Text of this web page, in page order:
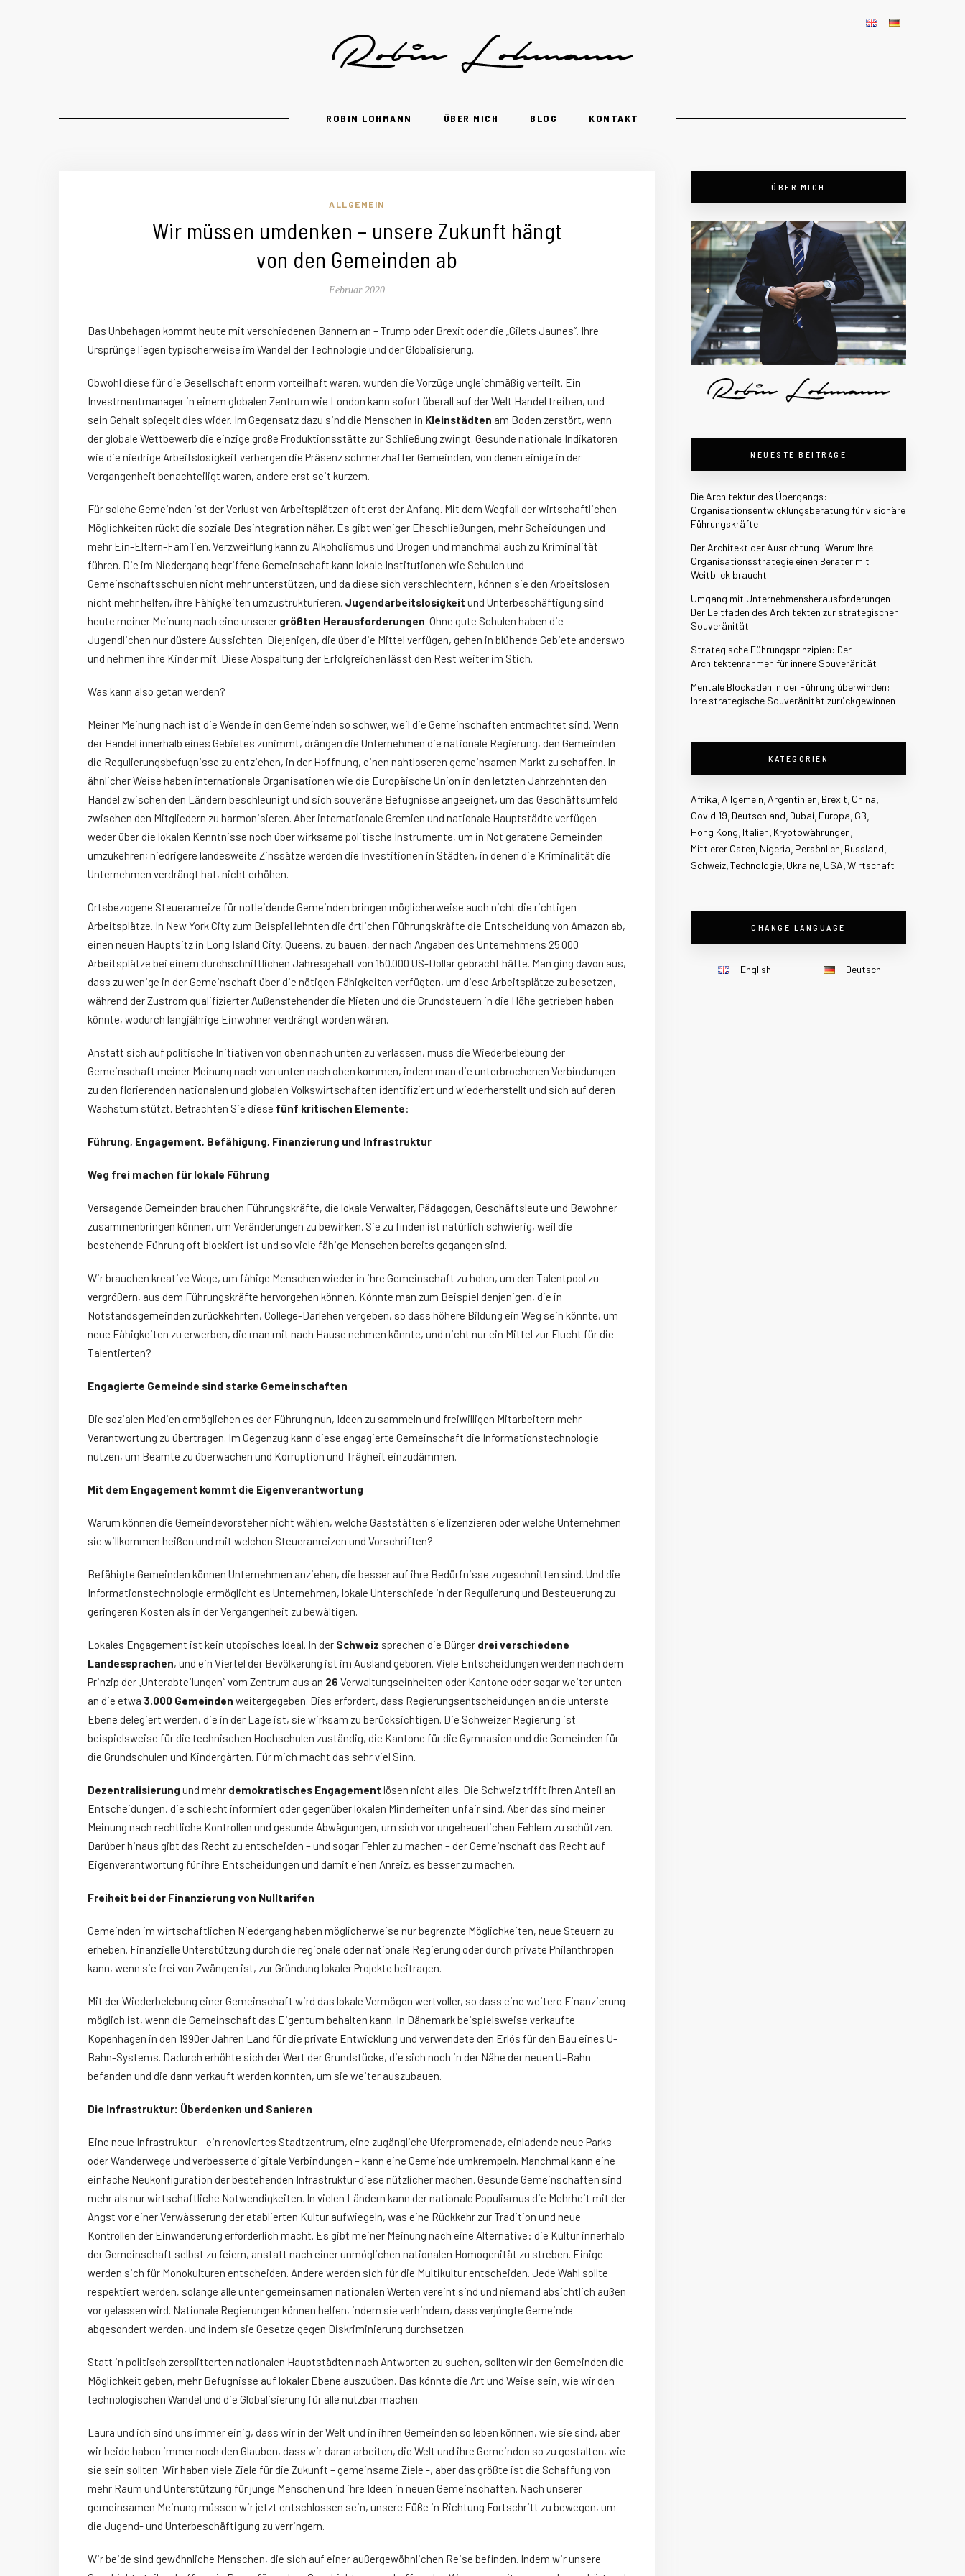
ROBIN LOHMANN ÜBER MICH BLOG KONTAKT
ALLGEMEIN
Wir müssen umdenken – unsere Zukunft hängt
von den Gemeinden ab
Februar 2020
Das Unbehagen kommt heute mit verschiedenen Bannern an – Trump oder Brexit oder die „Gilets Jaunes“. Ihre
Ursprünge liegen typischerweise im Wandel der Technologie und der Globalisierung.
Obwohl diese für die Gesellschaft enorm vorteilhaft waren, wurden die Vorzüge ungleichmäßig verteilt. Ein
Investmentmanager in einem globalen Zentrum wie London kann sofort überall auf der Welt Handel treiben, und
sein Gehalt spiegelt dies wider. Im Gegensatz dazu sind die Menschen in Kleinstädten am Boden zerstört, wenn
der globale Wettbewerb die einzige große Produktionsstätte zur Schließung zwingt. Gesunde nationale Indikatoren
wie die niedrige Arbeitslosigkeit verbergen die Präsenz schmerzhafter Gemeinden, von denen einige in der
Vergangenheit benachteiligt waren, andere erst seit kurzem.
Für solche Gemeinden ist der Verlust von Arbeitsplätzen oft erst der Anfang. Mit dem Wegfall der wirtschaftlichen
Möglichkeiten rückt die soziale Desintegration näher. Es gibt weniger Eheschließungen, mehr Scheidungen und
mehr Ein-Eltern-Familien. Verzweiflung kann zu Alkoholismus und Drogen und manchmal auch zu Kriminalität
führen. Die im Niedergang begriffene Gemeinschaft kann lokale Institutionen wie Schulen und
Gemeinschaftsschulen nicht mehr unterstützen, und da diese sich verschlechtern, können sie den Arbeitslosen
nicht mehr helfen, ihre Fähigkeiten umzustrukturieren. Jugendarbeitslosigkeit und Unterbeschäftigung sind
heute meiner Meinung nach eine unserer größten Herausforderungen. Ohne gute Schulen haben die
Jugendlichen nur düstere Aussichten. Diejenigen, die über die Mittel verfügen, gehen in blühende Gebiete anderswo
und nehmen ihre Kinder mit. Diese Abspaltung der Erfolgreichen lässt den Rest weiter im Stich.
Was kann also getan werden?
Meiner Meinung nach ist die Wende in den Gemeinden so schwer, weil die Gemeinschaften entmachtet sind. Wenn
der Handel innerhalb eines Gebietes zunimmt, drängen die Unternehmen die nationale Regierung, den Gemeinden
die Regulierungsbefugnisse zu entziehen, in der Hoffnung, einen nahtloseren gemeinsamen Markt zu schaffen. In
ähnlicher Weise haben internationale Organisationen wie die Europäische Union in den letzten Jahrzehnten den
Handel zwischen den Ländern beschleunigt und sich souveräne Befugnisse angeeignet, um das Geschäftsumfeld
zwischen den Mitgliedern zu harmonisieren. Aber internationale Gremien und nationale Hauptstädte verfügen
weder über die lokalen Kenntnisse noch über wirksame politische Instrumente, um in Not geratene Gemeinden
umzukehren; niedrigere landesweite Zinssätze werden die Investitionen in Städten, in denen die Kriminalität die
Unternehmen verdrängt hat, nicht erhöhen.
Ortsbezogene Steueranreize für notleidende Gemeinden bringen möglicherweise auch nicht die richtigen
Arbeitsplätze. In New York City zum Beispiel lehnten die örtlichen Führungskräfte die Entscheidung von Amazon ab,
einen neuen Hauptsitz in Long Island City, Queens, zu bauen, der nach Angaben des Unternehmens 25.000
Arbeitsplätze bei einem durchschnittlichen Jahresgehalt von 150.000 US-Dollar gebracht hätte. Man ging davon aus,
dass zu wenige in der Gemeinschaft über die nötigen Fähigkeiten verfügten, um diese Arbeitsplätze zu besetzen,
während der Zustrom qualifizierter Außenstehender die Mieten und die Grundsteuern in die Höhe getrieben haben
könnte, wodurch langjährige Einwohner verdrängt worden wären.
Anstatt sich auf politische Initiativen von oben nach unten zu verlassen, muss die Wiederbelebung der
Gemeinschaft meiner Meinung nach von unten nach oben kommen, indem man die unterbrochenen Verbindungen
zu den florierenden nationalen und globalen Volkswirtschaften identifiziert und wiederherstellt und sich auf deren
Wachstum stützt. Betrachten Sie diese fünf kritischen Elemente:
Führung, Engagement, Befähigung, Finanzierung und Infrastruktur
Weg frei machen für lokale Führung
Versagende Gemeinden brauchen Führungskräfte, die lokale Verwalter, Pädagogen, Geschäftsleute und Bewohner
zusammenbringen können, um Veränderungen zu bewirken. Sie zu finden ist natürlich schwierig, weil die
bestehende Führung oft blockiert ist und so viele fähige Menschen bereits gegangen sind.
Wir brauchen kreative Wege, um fähige Menschen wieder in ihre Gemeinschaft zu holen, um den Talentpool zu
vergrößern, aus dem Führungskräfte hervorgehen können. Könnte man zum Beispiel denjenigen, die in
Notstandsgemeinden zurückkehrten, College-Darlehen vergeben, so dass höhere Bildung ein Weg sein könnte, um
neue Fähigkeiten zu erwerben, die man mit nach Hause nehmen könnte, und nicht nur ein Mittel zur Flucht für die
Talentierten?
Engagierte Gemeinde sind starke Gemeinschaften
Die sozialen Medien ermöglichen es der Führung nun, Ideen zu sammeln und freiwilligen Mitarbeitern mehr
Verantwortung zu übertragen. Im Gegenzug kann diese engagierte Gemeinschaft die Informationstechnologie
nutzen, um Beamte zu überwachen und Korruption und Trägheit einzudämmen.
Mit dem Engagement kommt die Eigenverantwortung
Warum können die Gemeindevorsteher nicht wählen, welche Gaststätten sie lizenzieren oder welche Unternehmen
sie willkommen heißen und mit welchen Steueranreizen und Vorschriften?
Befähigte Gemeinden können Unternehmen anziehen, die besser auf ihre Bedürfnisse zugeschnitten sind. Und die
Informationstechnologie ermöglicht es Unternehmen, lokale Unterschiede in der Regulierung und Besteuerung zu
geringeren Kosten als in der Vergangenheit zu bewältigen.
Lokales Engagement ist kein utopisches Ideal. In der Schweiz sprechen die Bürger drei verschiedene
Landessprachen, und ein Viertel der Bevölkerung ist im Ausland geboren. Viele Entscheidungen werden nach dem
Prinzip der „Unterabteilungen“ vom Zentrum aus an 26 Verwaltungseinheiten oder Kantone oder sogar weiter unten
an die etwa 3.000 Gemeinden weitergegeben. Dies erfordert, dass Regierungsentscheidungen an die unterste
Ebene delegiert werden, die in der Lage ist, sie wirksam zu berücksichtigen. Die Schweizer Regierung ist
beispielsweise für die technischen Hochschulen zuständig, die Kantone für die Gymnasien und die Gemeinden für
die Grundschulen und Kindergärten. Für mich macht das sehr viel Sinn.
Dezentralisierung und mehr demokratisches Engagement lösen nicht alles. Die Schweiz trifft ihren Anteil an
Entscheidungen, die schlecht informiert oder gegenüber lokalen Minderheiten unfair sind. Aber das sind meiner
Meinung nach rechtliche Kontrollen und gesunde Abwägungen, um sich vor ungeheuerlichen Fehlern zu schützen.
Darüber hinaus gibt das Recht zu entscheiden – und sogar Fehler zu machen – der Gemeinschaft das Recht auf
Eigenverantwortung für ihre Entscheidungen und damit einen Anreiz, es besser zu machen.
Freiheit bei der Finanzierung von Nulltarifen
Gemeinden im wirtschaftlichen Niedergang haben möglicherweise nur begrenzte Möglichkeiten, neue Steuern zu
erheben. Finanzielle Unterstützung durch die regionale oder nationale Regierung oder durch private Philanthropen
kann, wenn sie frei von Zwängen ist, zur Gründung lokaler Projekte beitragen.
Mit der Wiederbelebung einer Gemeinschaft wird das lokale Vermögen wertvoller, so dass eine weitere Finanzierung
möglich ist, wenn die Gemeinschaft das Eigentum behalten kann. In Dänemark beispielsweise verkaufte
Kopenhagen in den 1990er Jahren Land für die private Entwicklung und verwendete den Erlös für den Bau eines U-
Bahn-Systems. Dadurch erhöhte sich der Wert der Grundstücke, die sich noch in der Nähe der neuen U-Bahn
befanden und die dann verkauft werden konnten, um sie weiter auszubauen.
Die Infrastruktur: Überdenken und Sanieren
Eine neue Infrastruktur – ein renoviertes Stadtzentrum, eine zugängliche Uferpromenade, einladende neue Parks
oder Wanderwege und verbesserte digitale Verbindungen – kann eine Gemeinde umkrempeln. Manchmal kann eine
einfache Neukonfiguration der bestehenden Infrastruktur diese nützlicher machen. Gesunde Gemeinschaften sind
mehr als nur wirtschaftliche Notwendigkeiten. In vielen Ländern kann der nationale Populismus die Mehrheit mit der
Angst vor einer Verwässerung der etablierten Kultur aufwiegeln, was eine Rückkehr zur Tradition und neue
Kontrollen der Einwanderung erforderlich macht. Es gibt meiner Meinung nach eine Alternative: die Kultur innerhalb
der Gemeinschaft selbst zu feiern, anstatt nach einer unmöglichen nationalen Homogenität zu streben. Einige
werden sich für Monokulturen entscheiden. Andere werden sich für die Multikultur entscheiden. Jede Wahl sollte
respektiert werden, solange alle unter gemeinsamen nationalen Werten vereint sind und niemand absichtlich außen
vor gelassen wird. Nationale Regierungen können helfen, indem sie verhindern, dass verjüngte Gemeinde
abgesondert werden, und indem sie Gesetze gegen Diskriminierung durchsetzen.
Statt in politisch zersplitterten nationalen Hauptstädten nach Antworten zu suchen, sollten wir den Gemeinden die
Möglichkeit geben, mehr Befugnisse auf lokaler Ebene auszuüben. Das könnte die Art und Weise sein, wie wir den
technologischen Wandel und die Globalisierung für alle nutzbar machen.
Laura und ich sind uns immer einig, dass wir in der Welt und in ihren Gemeinden so leben können, wie sie sind, aber
wir beide haben immer noch den Glauben, dass wir daran arbeiten, die Welt und ihre Gemeinden so zu gestalten, wie
sie sein sollten. Wir haben viele Ziele für die Zukunft – gemeinsame Ziele -, aber das größte ist die Schaffung von
mehr Raum und Unterstützung für junge Menschen und ihre Ideen in neuen Gemeinschaften. Nach unserer
gemeinsamen Meinung müssen wir jetzt entschlossen sein, unsere Füße in Richtung Fortschritt zu bewegen, um
die Jugend- und Unterbeschäftigung zu verringern.
Wir beide sind gewöhnliche Menschen, die sich auf einer außergewöhnlichen Reise befinden. Indem wir unsere
ÜBER MICH
NEUESTE BEITRÄGE
Die Architektur des Übergangs:
Organisationsentwicklungsberatung für visionäre
Führungskräfte
Der Architekt der Ausrichtung: Warum Ihre
Organisationsstrategie einen Berater mit
Weitblick braucht
Umgang mit Unternehmensherausforderungen:
Der Leitfaden des Architekten zur strategischen
Souveränität
Strategische Führungsprinzipien: Der
Architektenrahmen für innere Souveränität
Mentale Blockaden in der Führung überwinden:
Ihre strategische Souveränität zurückgewinnen
KATEGORIEN
Afrika Allgemein Argentinien Brexit China
Covid 19 Deutschland Dubai Europa GB
Hong Kong Italien Kryptowährungen
Mittlerer Osten Nigeria Persönlich Russland
Schweiz Technologie Ukraine USA Wirtschaft
CHANGE LANGUAGE
English Deutsch